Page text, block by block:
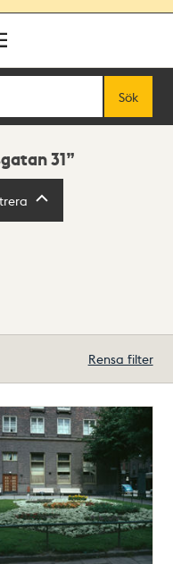
Sök
31
Rensa filter